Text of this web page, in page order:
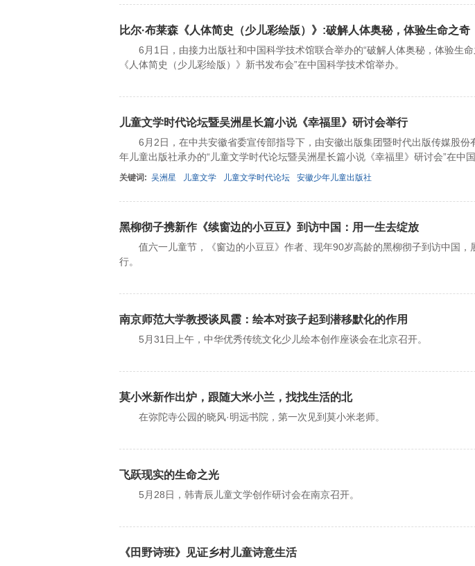
比尔·布莱森《人体简史（少儿彩绘版）》:破解人体奥秘，体验生命之奇
6月1日，由接力出版社和中国科学技术馆联合举办的“破解人体奥秘，体验生
《人体简史（少儿彩绘版）》新书发布会”在中国科学技术馆举办。
儿童文学时代论坛暨吴洲星长篇小说《幸福里》研讨会举行
6月2日，在中共安徽省委宣传部指导下，由安徽出版集团暨时代出版传媒股份
年儿童出版社承办的“儿童文学时代论坛暨吴洲星长篇小说《幸福里》研讨会”在中
关键词: 吴洲星 儿童文学 儿童文学时代论坛 安徽少年儿童出版社
黑柳彻子携新作《续窗边的小豆豆》到访中国：用一生去绽放
值六一儿童节，《窗边的小豆豆》作者、现年90岁高龄的黑柳彻子到访中国，
行。
南京师范大学教授谈凤霞：绘本对孩子起到潜移默化的作用
5月31日上午，中华优秀传统文化少儿绘本创作座谈会在北京召开。
莫小米新作出炉，跟随大米小兰，找找生活的北
在弥陀寺公园的晓风·明远书院，第一次见到莫小米老师。
飞跃现实的生命之光
5月28日，韩青辰儿童文学创作研讨会在南京召开。
《田野诗班》见证乡村儿童诗意生活